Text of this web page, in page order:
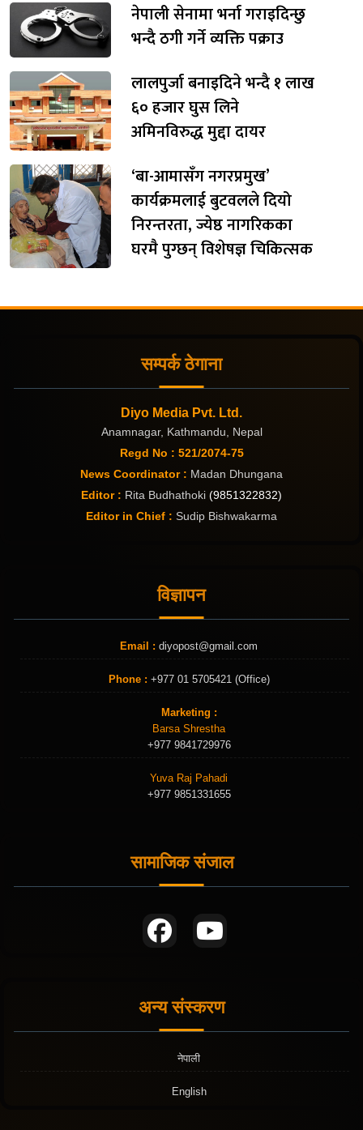
नेपाली सेनामा भर्ना गराइदिन्छु
भन्दै ठगी गर्ने व्यक्ति पक्राउ
लालपुर्जा बनाइदिने भन्दै १ लाख
६० हजार घुस लिने
अमिनविरुद्ध मुद्दा दायर
‘बा-आमासँग नगरप्रमुख’
कार्यक्रमलाई बुटवलले दियो
निरन्तरता, ज्येष्ठ नागरिकका
घरमै पुग्छन् विशेषज्ञ चिकित्सक
सम्पर्क ठेगाना
Diyo Media Pvt. Ltd.
Anamnagar, Kathmandu, Nepal
Regd No : 521/2074-75
News Coordinator : Madan Dhungana
Editor : Rita Budhathoki (9851322832)
Editor in Chief : Sudip Bishwakarma
विज्ञापन
Email : diyopost@gmail.com
Phone : +977 01 5705421 (Office)
Marketing :
Barsa Shrestha
+977 9841729976
Yuva Raj Pahadi
+977 9851331655
सामाजिक संजाल
अन्य संस्करण
नेपाली
English